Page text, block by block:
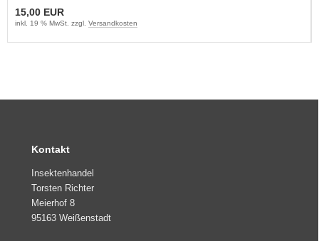
15,00 EUR
inkl. 19 % MwSt. zzgl. Versandkosten
Kontakt
Insektenhandel
Torsten Richter
Meierhof 8
95163 Weißenstadt